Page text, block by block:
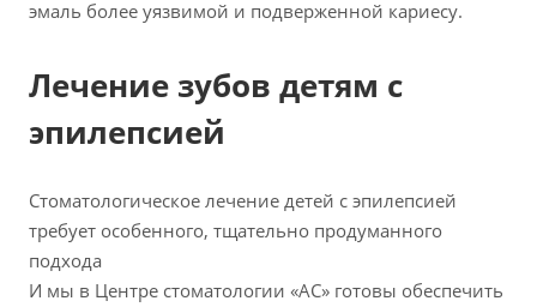
эмаль более уязвимой и подверженной кариесу.
Лечение зубов детям с
эпилепсией
Стоматологическое лечение детей с эпилепсией
требует особенного, тщательно продуманного
подхода
И мы в Центре стоматологии «АС» готовы обеспечить